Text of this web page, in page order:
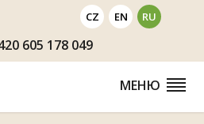
CZ EN RU
605 178 049
МЕНЮ